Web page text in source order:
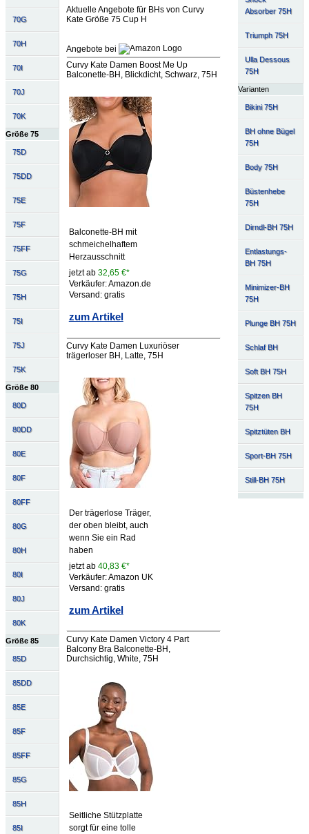
70G
70H
70I
70J
70K
Größe 75
75D
75DD
75E
75F
75FF
75G
75H
75I
75J
75K
Größe 80
80D
80DD
80E
80F
80FF
80G
80H
80I
80J
80K
Größe 85
85D
85DD
85E
85F
85FF
85G
85H
85I
Absorber 75H
Triumph 75H
Ulla Dessous
75H
Varianten
Bikini 75H
BH ohne Bügel
75H
Body 75H
Büstenhebe
75H
Dirndl-BH 75H
Entlastungs-
BH 75H
Minimizer-BH
75H
Plunge BH 75H
Schlaf BH
Soft BH 75H
Spitzen BH
75H
Spitztüten BH
Sport-BH 75H
Still-BH 75H
Aktuelle Angebote für BHs von Curvy
Kate Größe 75 Cup H
Angebote bei
Curvy Kate Damen Boost Me Up
Balconette-BH, Blickdicht, Schwarz, 75H
Balconette-BH mit
schmeichelhaftem
Herzausschnitt
jetzt ab 32,65 €*
Verkäufer: Amazon.de
Versand: gratis
zum Artikel
Curvy Kate Damen Luxuriöser
trägerloser BH, Latte, 75H
Der trägerlose Träger,
der oben bleibt, auch
wenn Sie ein Rad
haben
jetzt ab 40,83 €*
Verkäufer: Amazon UK
Versand: gratis
zum Artikel
Curvy Kate Damen Victory 4 Part
Balcony Bra Balconette-BH,
Durchsichtig, White, 75H
Seitliche Stützplatte
sorgt für eine tolle